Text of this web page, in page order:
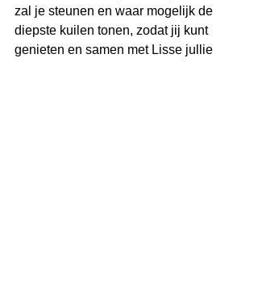
zal je steunen en waar mogelijk de
diepste kuilen tonen, zodat jij kunt
genieten en samen met Lisse jullie